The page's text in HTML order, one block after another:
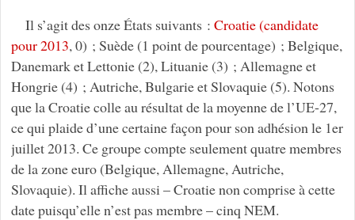
Il s’agit des onze États suivants : Croatie (candidate
pour 2013, 0) ; Suède (1 point de pourcentage) ; Belgique,
Danemark et Lettonie (2), Lituanie (3) ; Allemagne et
Hongrie (4) ; Autriche, Bulgarie et Slovaquie (5). Notons
que la Croatie colle au résultat de la moyenne de l’UE-27,
ce qui plaide d’une certaine façon pour son adhésion le 1er
juillet 2013. Ce groupe compte seulement quatre membres
de la zone euro (Belgique, Allemagne, Autriche,
Slovaquie). Il affiche aussi – Croatie non comprise à cette
date puisqu’elle n’est pas membre – cinq NEM.